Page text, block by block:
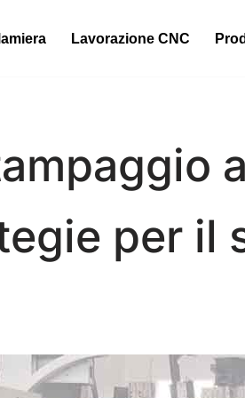
Lavorazione CNC
per il